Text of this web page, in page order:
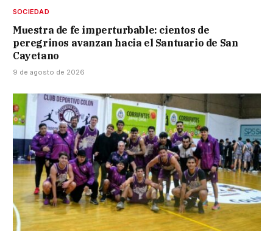
SOCIEDAD
Muestra de fe imperturbable: cientos de
peregrinos avanzan hacia el Santuario de San
Cayetano
9 de agosto de 2026